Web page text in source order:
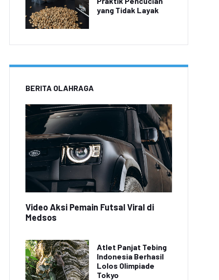
yang Tidak Layak
BERITA OLAHRAGA
Video Aksi Pemain Futsal Viral di
Medsos
Atlet Panjat Tebing
Indonesia Berhasil
Lolos Olimpiade
Tokyo